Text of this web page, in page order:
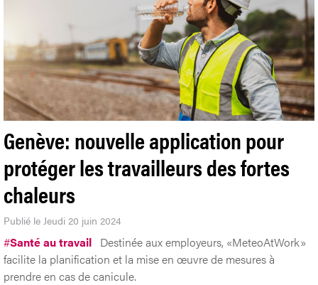
Genève: nouvelle application pour
protéger les travailleurs des fortes
chaleurs
Publié le Jeudi 20 juin 2024
#Santé au travail Destinée aux employeurs, «MeteoAtWork»
facilite la planification et la mise en œuvre de mesures à
prendre en cas de canicule.